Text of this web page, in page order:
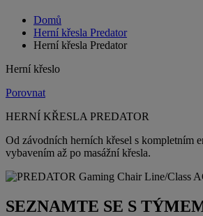
Domů
Herní křesla Predator
Herní křesla Predator
Herní křeslo
Porovnat
HERNÍ KŘESLA PREDATOR
Od závodních herních křesel s kompletním
vybavením až po masážní křesla.
SEZNAMTE SE S